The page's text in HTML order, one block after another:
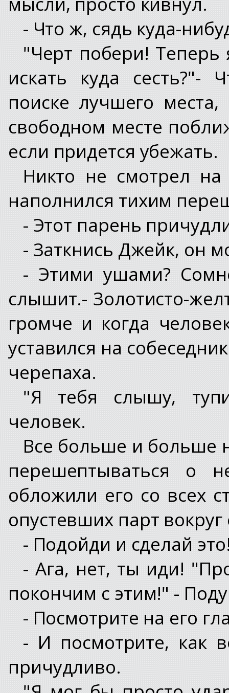
- Что ж, сядь куда-
"Черт побери! Теперь
искать куда сесть?"-
поиске лучшего
свободном месте
если придется убежать.
Никто не смотрел
наполнился тихим
- Этот парень
- Заткнись Джейк, он
- Этими ушами?
слышит.- Золотисто-
громче и когда
уставился на
черепаха.
"Я тебя слышу,
человек.
Все больше и больше
перешептываться
обложили его со всех
опустевших парт вокруг
- Подойди и сделай
- Ага, нет, ты иди!
покончим с этим!" -
- Посмотрите на его
- И посмотрите, как
причудливо.